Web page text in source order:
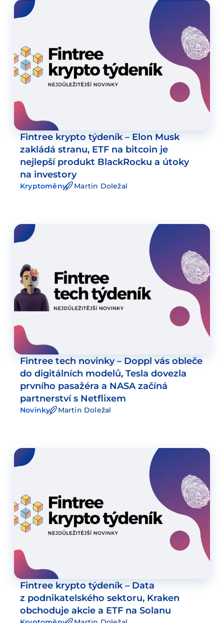
Fintree krypto týdeník – Elon Musk
zakládá stranu, ETF na bitcoin je
nejlepší produkt BlackRocku a útoky
na investory
Kryptoměny Martin Doležal
Fintree tech novinky – Doppl vás obleče
do digitálních modelů, Tesla dovezla
prvního pasažéra a NASA začíná
partnerství s Netflixem
Novinky Martin Doležal
Fintree krypto týdeník – Data
z podnikatelského sektoru, Kraken
obchoduje akcie a ETF na Solanu